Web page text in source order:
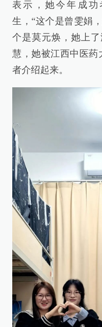
表示，她今年成
生，“这个是曾雯娟
个是莫元焕，她上
慧，她被江西中医药
者介绍起来。